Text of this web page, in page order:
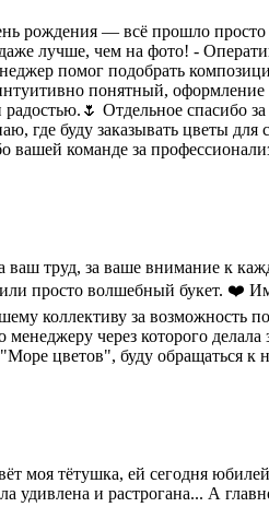
рождения — всё прошло
лучше, чем на фото! -
помог подобрать
понятный,
Отдельное спасибо
где буду заказывать цветы
команде за
труд, за ваше внимание к
просто волшебный букет. ❤️
коллективу за возможность
через которого делала
цветов", буду обращаться
моя тётушка, ей сегодня
и растрогана... А